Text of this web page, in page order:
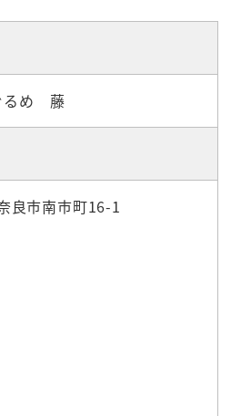
るめ 藤
市南市町16-1